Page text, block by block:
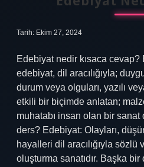
Tarih: Ekim 27, 2024
Edebiyat nedir kısaca cevap?
edebiyat, dil aracılığıyla;
durum veya olguları, yazılı
etkili bir biçimde anlatan;
muhatabı insan olan bir sanat
ders? Edebiyat: Olayları,
hayalleri dil aracılığıyla sözlü
oluşturma sanatıdır. Başka